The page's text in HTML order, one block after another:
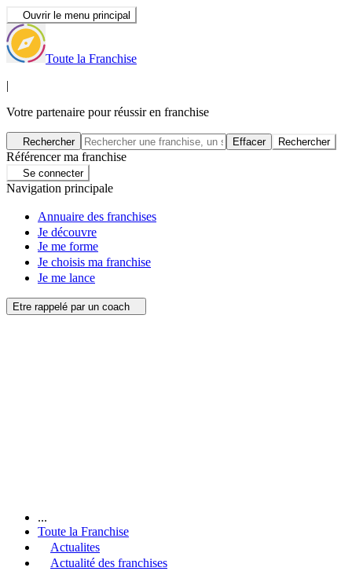
Ouvrir le menu principal
Toute la Franchise
|
Votre partenaire pour réussir en franchise
Rechercher Effacer Rechercher
Référencer ma franchise
Se connecter
Navigation principale
Annuaire des franchises
Je découvre
Je me forme
Je choisis ma franchise
Je me lance
Etre rappelé par un coach
...
Toute la Franchise
Actualites
Actualité des franchises